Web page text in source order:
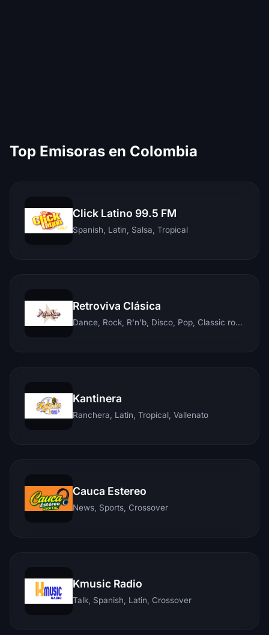
Top Emisoras en Colombia
Click Latino 99.5 FM
Spanish, Latin, Salsa, Tropical
Retroviva Clásica
Dance, Rock, R'n'b, Disco, Pop, Classic rock, Techno, Reggae
Kantinera
Ranchera, Latin, Tropical, Vallenato
Cauca Estereo
News, Sports, Crossover
Kmusic Radio
Talk, Spanish, Latin, Crossover